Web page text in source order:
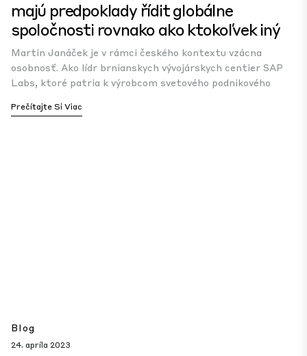
majú predpoklady řídit globálne
spoločnosti rovnako ako ktokoľvek iný
Martin Janáček je v rámci českého kontextu vzácna
osobnosť. Ako lídr brnianskych vývojárskych centier SAP
Labs, ktoré patria k výrobcom svetového podnikového
Prečítajte Si Viac
Blog
24. apríla 2023